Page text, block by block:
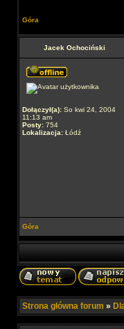
Góra
Jacek Ochociński
Dołączył(a): So kwi 24, 2004
11:13 am
Posty: 754
Lokalizacja: Łódź
Góra
Strona główna forum »